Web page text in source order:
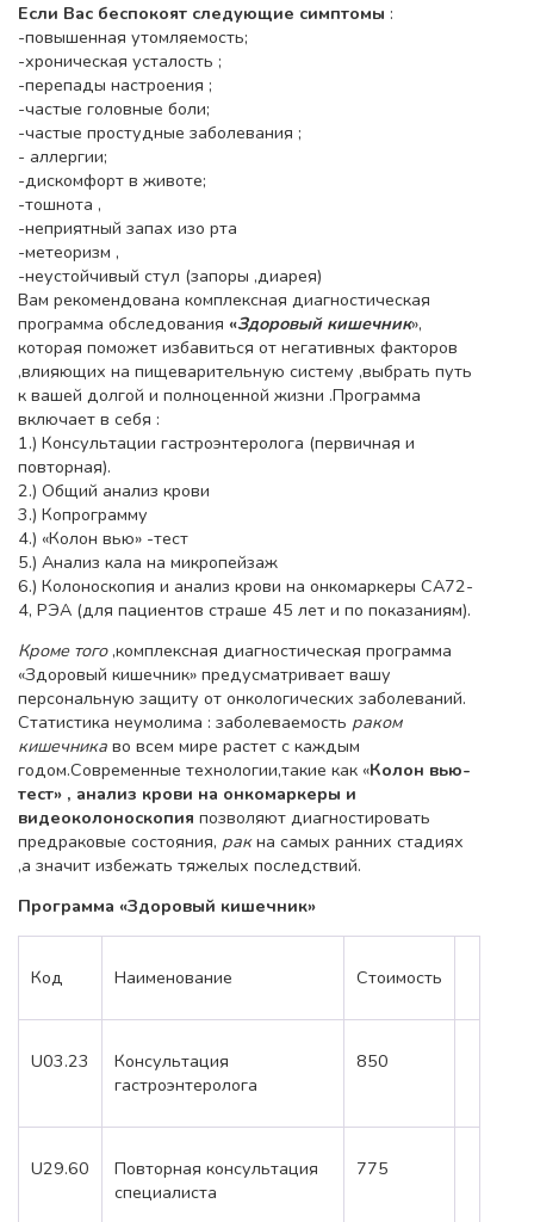
Если Вас беспокоят следующие симптомы :
-повышенная утомляемость;
-хроническая усталость ;
-перепады настроения ;
-частые головные боли;
-частые простудные заболевания ;
- аллергии;
-дискомфорт в животе;
-тошнота ,
-неприятный запах изо рта
-метеоризм ,
-неустойчивый стул (запоры ,диарея)
Вам рекомендована комплексная диагностическая
программа обследования «Здоровый кишечник»,
которая поможет избавиться от негативных факторов
,влияющих на пищеварительную систему ,выбрать путь
к вашей долгой и полноценной жизни .Программа
включает в себя :
1.) Консультации гастроэнтеролога (первичная и
повторная).
2.) Общий анализ крови
3.) Копрограмму
4.) «Колон вью» -тест
5.) Анализ кала на микропейзаж
6.) Колоноскопия и анализ крови на онкомаркеры СА72-
4, РЭА (для пациентов страше 45 лет и по показаниям).
Кроме того,комплексная диагностическая программа
«Здоровый кишечник» предусматривает вашу
персональную защиту от онкологических заболеваний.
Статистика неумолима : заболеваемость раком
кишечника во всем мире растет с каждым
годом.Современные технологии,такие как «Колон вью-
тест» , анализ крови на онкомаркеры и
видеоколоноскопия позволяют диагностировать
предраковые состояния, ракна самых ранних стадиях
,а значит избежать тяжелых последствий.
Программа «Здоровый кишечник»
Код Наименование Стоимость
U03.23
Консультация
гастроэнтеролога
850
U29.60
Повторная консультация
специалиста
775